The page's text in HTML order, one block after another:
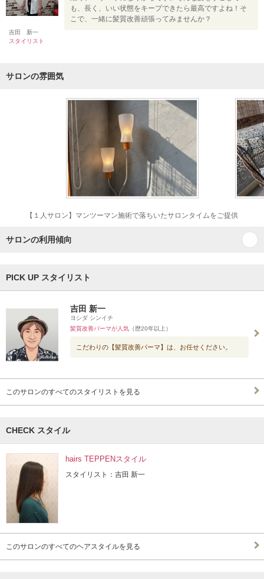
吉田 新一
スタイリスト
も、長く、いい状態をキープできたら最高ですよね！そ
こで、一緒に髪質改善頑張ってみませんか？
サロンの雰囲気
【１人サロン】マンツーマン施術で落ちいたサロンタイムをご提供
サロンの利用傾向
PICK UP スタイリスト
吉田 新一
ヨシダ シンイチ
髪質改善パーマが人気 （歴20年以上）
こだわりの【髪質改善パーマ】は、お任せください。
このサロンのすべてのスタイリストを見る
CHECK スタイル
hairs TEPPENスタイル
スタイリスト：吉田 新一
このサロンのすべてのヘアスタイルを見る